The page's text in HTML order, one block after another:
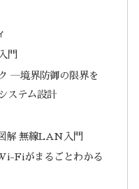
門
―境界防御の限界を
ステム設計
解 無線LAN入門
Fiがまるごとわかる